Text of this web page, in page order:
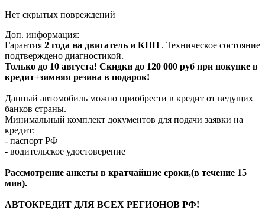
Нет скрытых повреждений
Доп. информация:
Гарантия 2 года на двигатель и КПП . Техническое состояние
подтверждено диагностикой.
Только до 10 августа! Скидки до 120 000 руб при покупке в
кредит+зимняя резина в подарок!
Данный автомобиль можно приобрести в кредит от ведущих
банков страны.
Минимальный комплект документов для подачи заявки на
кредит:
- паспорт РФ
- водительское удостоверение
Рассмотрение анкеты в кратчайшие сроки,(в течение 15
мин).
АВТОКРЕДИТ ДЛЯ ВСЕХ РЕГИОНОВ РФ!